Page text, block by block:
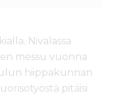
Nivalassa
messu vuonna
hiippakunnan
pitäisi